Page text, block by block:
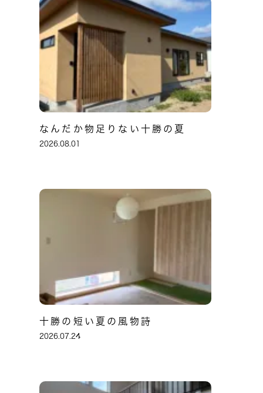
なんだか物足りない十勝の夏
2026.08.01
十勝の短い夏の風物詩
2026.07.24